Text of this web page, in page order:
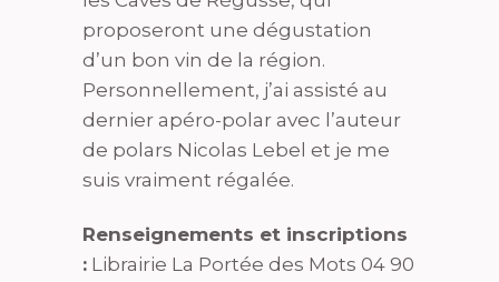
proposeront une dégustation
d’un bon vin de la région.
Personnellement, j’ai assisté au
dernier apéro-polar avec l’auteur
de polars Nicolas Lebel et je me
suis vraiment régalée.
Renseignements et inscriptions
: Librairie La Portée des Mots 04 90